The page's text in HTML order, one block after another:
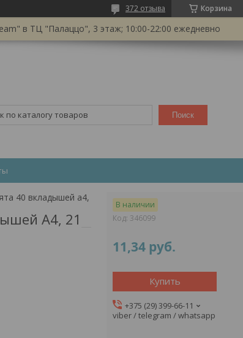
Корзина
372 отзыва
в ТЦ "Палаццо", 3 этаж; 10:00-22:00 ежедневно
Поиск
А4, 21
В наличии
Код: 346099
11,34 руб.
Купить
+375 (29) 399-66-11
viber / telegram / whatsapp